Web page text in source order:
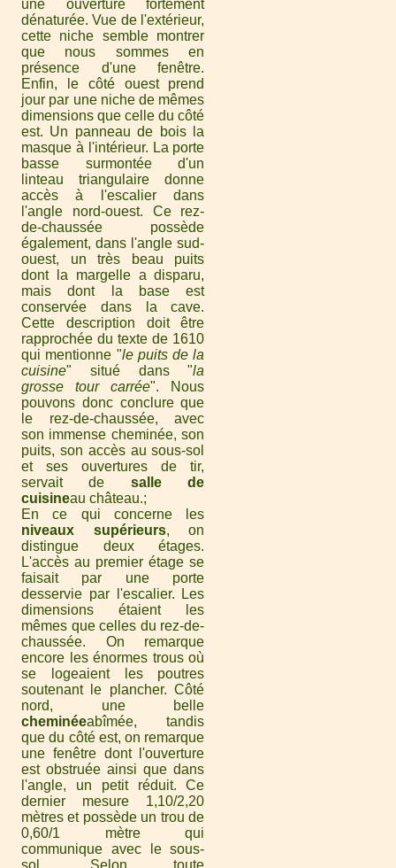
une ouverture fortement
dénaturée. Vue de l'extérieur,
cette niche semble montrer
que nous sommes en
présence d'une fenêtre.
Enfin, le côté ouest prend
jour par une niche de mêmes
dimensions que celle du côté
est. Un panneau de bois la
masque à l'intérieur. La porte
basse surmontée d'un
linteau triangulaire donne
accès à l'escalier dans
l'angle nord-ouest. Ce rez-
de-chaussée possède
également, dans l'angle sud-
ouest, un très beau puits
dont la margelle a disparu,
mais dont la base est
conservée dans la cave.
Cette description doit être
rapprochée du texte de 1610
qui mentionne "le puits de la
cuisine" situé dans "la
grosse tour carrée". Nous
pouvons donc conclure que
le rez-de-chaussée, avec
son immense cheminée, son
puits, son accès au sous-sol
et ses ouvertures de tir,
servait de salle de
cuisineau château.
En ce qui concerne les
niveaux supérieurs, on
distingue deux étages.
L'accès au premier étage se
faisait par une porte
desservie par l'escalier. Les
dimensions étaient les
mêmes que celles du rez-de-
chaussée. On remarque
encore les énormes trous où
se logeaient les poutres
soutenant le plancher. Côté
nord, une belle
cheminéeabîmée, tandis
que du côté est, on remarque
une fenêtre dont l'ouverture
est obstruée ainsi que dans
l'angle, un petit réduit. Ce
dernier mesure 1,10/2,20
mètres et possède un trou de
0,60/1 mètre qui
communique avec le sous-
sol. Selon toute